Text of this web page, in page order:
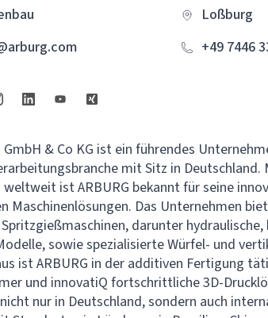
Loßburg
+49 7446
GmbH & Co KG ist ein führendes
mit Sitz in Deutschland.
ist ARBURG bekannt für seine
Maschinenlösungen. Das Unternehmen
darunter hydraulische,
sowie spezialisierte Würfel- und
ist ARBURG in der additiven Fertigung
und innovatiQ fortschrittliche 3D-
nur in Deutschland, sondern auch